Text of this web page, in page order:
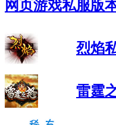
网页游戏私服版
烈焰
雷霆